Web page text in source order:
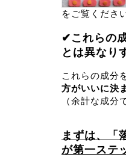
をご覧くださ
✔︎これらの
とは異なり
これらの成分
方がいいに決
（余計な成分
まずは、「
が第一ステ